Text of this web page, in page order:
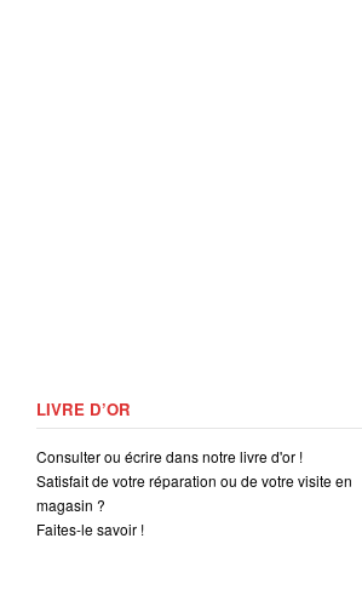
LIVRE D’OR
Consulter ou écrire dans notre livre d'or !
Satisfait de votre réparation ou de votre visite en
magasin ?
Faites-le savoir !